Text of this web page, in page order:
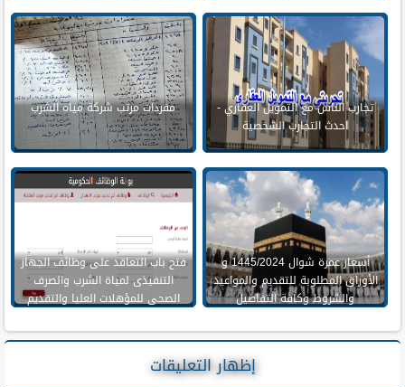
تجارب الناس مع التمويل العقاري -
احدث التجارب الشخصية
مفردات مرتب شركة مياه الشرب
أسعار عمرة شوال 1445/2024 و
الأوراق المطلوبة للتقديم والمواعيد
والشروط وكافة التفاصيل
فتح باب التعاقد على وظائف الجهاز
التنفيذى لمياة الشرب والصرف
الصحى للمؤهلات العليا والتقديم
إظهار التعليقات